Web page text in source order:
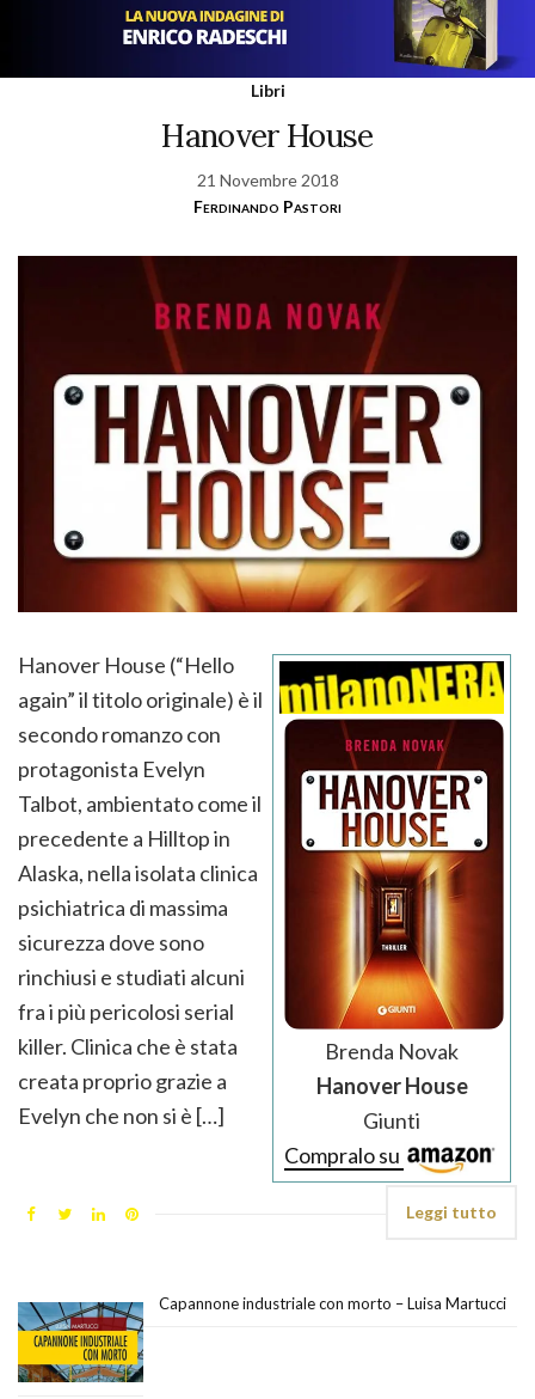
Libri
Hanover House
21 Novembre 2018
Ferdinando Pastori
Brenda Novak
Hanover House
Giunti
Compralo su
Hanover House (“Hello
again” il titolo originale) è il
secondo romanzo con
protagonista Evelyn
Talbot, ambientato come il
precedente a Hilltop in
Alaska, nella isolata clinica
psichiatrica di massima
sicurezza dove sono
rinchiusi e studiati alcuni
fra i più pericolosi serial
killer. Clinica che è stata
creata proprio grazie a
Evelyn che non si è […]
Leggi tutto
Capannone industriale con morto – Luisa Martucci